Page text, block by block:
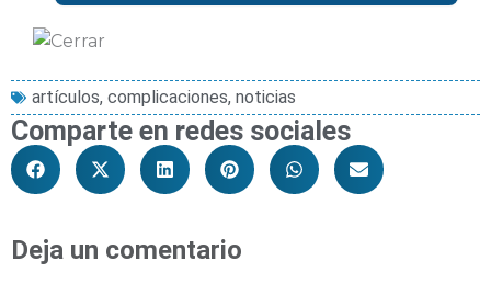
artículos, complicaciones, noticias
Comparte en redes sociales
Deja un comentario